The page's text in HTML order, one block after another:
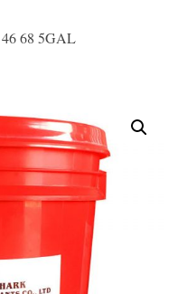
68 5GAL